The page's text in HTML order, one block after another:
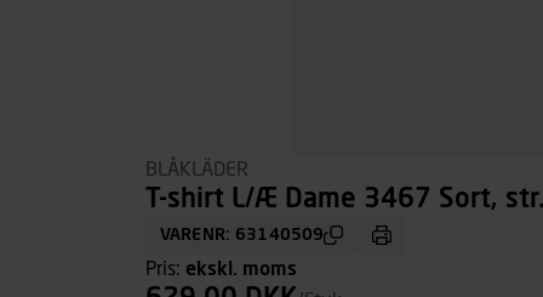
BLÅKLÄDER
T-shirt L/Æ Dame 3467 Sort,
VARENR: 63140509
Pris: ekskl. moms